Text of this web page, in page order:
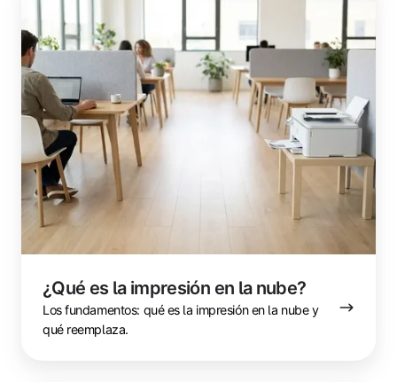
¿Qué es la impresión en la nube?
Los fundamentos: qué es la impresión en la nube y
qué reemplaza.
impresión
en
la
nube?